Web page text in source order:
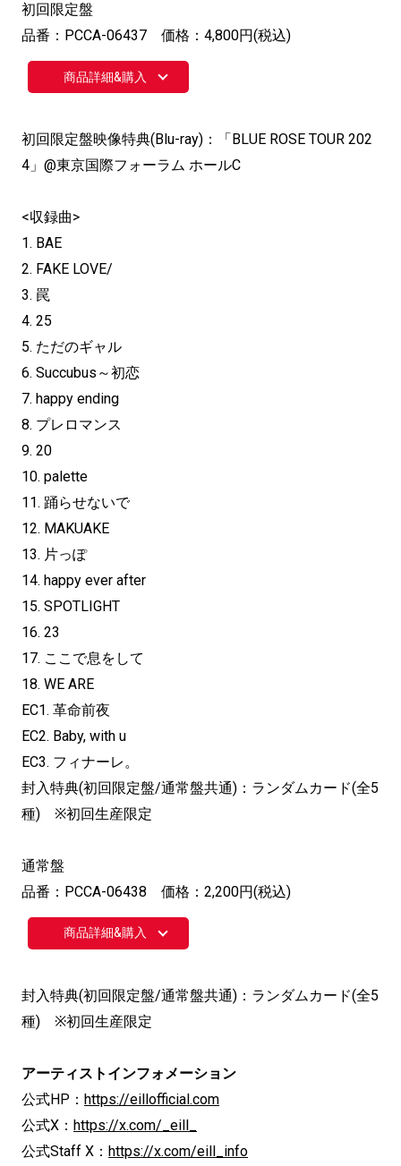
初回限定盤
品番：PCCA-06437 価格：4,800円(税込)
商品詳細&購入
初回限定盤映像特典(Blu-ray)：「BLUE ROSE TOUR 202
4」@東京国際フォーラム ホールC
<収録曲>
1. BAE
2. FAKE LOVE/
3. 罠
4. 25
5. ただのギャル
6. Succubus～初恋
7. happy ending
8. プレロマンス
9. 20
10. palette
11. 踊らせないで
12. MAKUAKE
13. 片っぽ
14. happy ever after
15. SPOTLIGHT
16. 23
17. ここで息をして
18. WE ARE
EC1. 革命前夜
EC2. Baby, with u
EC3. フィナーレ。
封入特典(初回限定盤/通常盤共通)：ランダムカード(全5
種) ※初回生産限定
通常盤
品番：PCCA-06438 価格：2,200円(税込)
商品詳細&購入
封入特典(初回限定盤/通常盤共通)：ランダムカード(全5
種) ※初回生産限定
アーティストインフォメーション
公式HP： https://eillofficial.com
公式X： https://x.com/_eill_
公式Staff X： https://x.com/eill_info